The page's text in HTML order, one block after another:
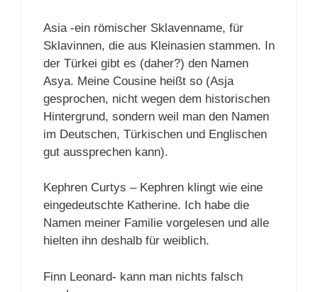
Asia -ein römischer Sklavenname, für
Sklavinnen, die aus Kleinasien stammen. In
der Türkei gibt es (daher?) den Namen
Asya. Meine Cousine heißt so (Asja
gesprochen, nicht wegen dem historischen
Hintergrund, sondern weil man den Namen
im Deutschen, Türkischen und Englischen
gut aussprechen kann).
Kephren Curtys – Kephren klingt wie eine
eingedeutschte Katherine. Ich habe die
Namen meiner Familie vorgelesen und alle
hielten ihn deshalb für weiblich.
Finn Leonard- kann man nichts falsch